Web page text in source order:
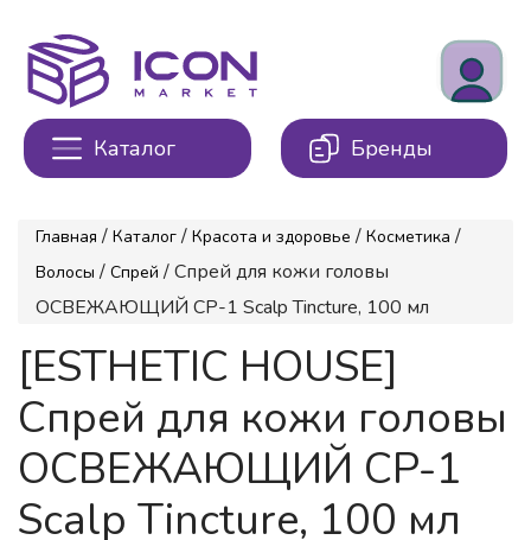
Каталог Бренды
Главная / Каталог / Красота и здоровье / Косметика /
Волосы / Спрей / Спрей для кожи головы
ОСВЕЖАЮЩИЙ CP-1 Scalp Tincture, 100 мл
[ESTHETIC HOUSE]
Спрей для кожи головы
ОСВЕЖАЮЩИЙ CP-1
Scalp Tincture, 100 мл